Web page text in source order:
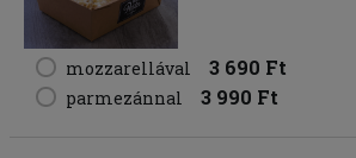
mozzarellával 3 690 Ft
parmezánnal 3 990 Ft